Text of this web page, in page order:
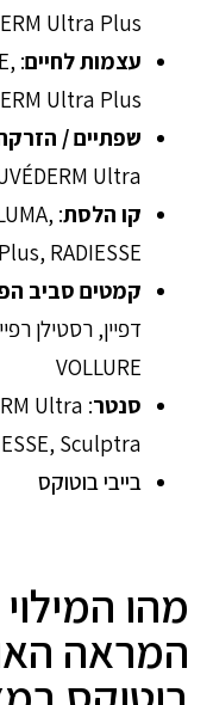
Ultra Plus
עצמות לחיים
Ultra Plus
שפתיים /
Ultra
קו הלסת
RADIESSE
קמטים סביב
VOLLURE
סנטר Ultra
Sculptra
בייבי בוטוקס
מהו
המראה